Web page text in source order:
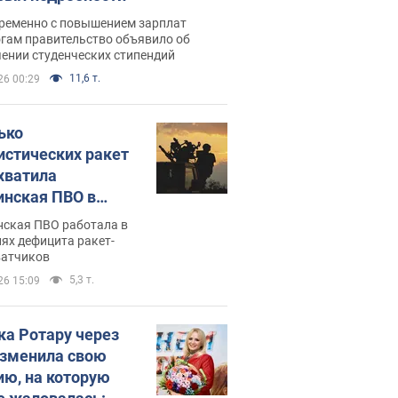
с повышением зарплат
правительство объявило об
студенческих стипендий
00:29 11,6 т.
ракет
ПВО в
в Минобороны
цифру
ПВО работала в
дефицита ракет-
15:09 5,3 т.
Ротару через
свою
на которую